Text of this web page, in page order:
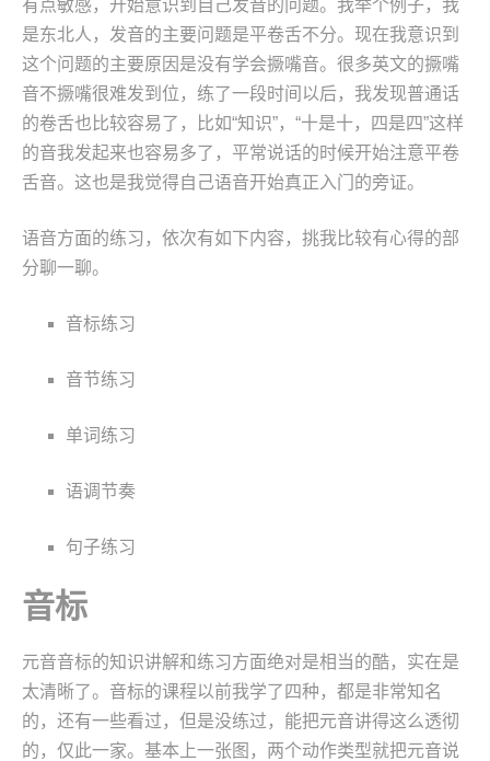
有点敏感，开始意识到自己发音的问题。我举个例子，我
是东北人，发音的主要问题是平卷舌不分。现在我意识到
这个问题的主要原因是没有学会撅嘴音。很多英文的撅嘴
音不撅嘴很难发到位，练了一段时间以后，我发现普通话
的卷舌也比较容易了，比如“知识”，“十是十，四是四”这样
的音我发起来也容易多了，平常说话的时候开始注意平卷
舌音。这也是我觉得自己语音开始真正入门的旁证。
语音方面的练习，依次有如下内容，挑我比较有心得的部
分聊一聊。
音标练习
音节练习
单词练习
语调节奏
句子练习
音标
元音音标的知识讲解和练习方面绝对是相当的酷，实在是
太清晰了。音标的课程以前我学了四种，都是非常知名
的，还有一些看过，但是没练过，能把元音讲得这么透彻
的，仅此一家。基本上一张图，两个动作类型就把元音说